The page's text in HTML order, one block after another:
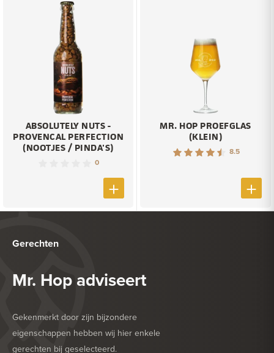
ABSOLUTELY NUTS -
PROVENCAL PERFECTION
(NOOTJES / PINDA'S)
0
MR. HOP PROEFGLAS
(KLEIN)
8.5
Gerechten
Mr. Hop adviseert
Gekenmerkt door zijn bijzondere
eigenschappen hebben wij hier enkele
gerechten bij geselecteerd.